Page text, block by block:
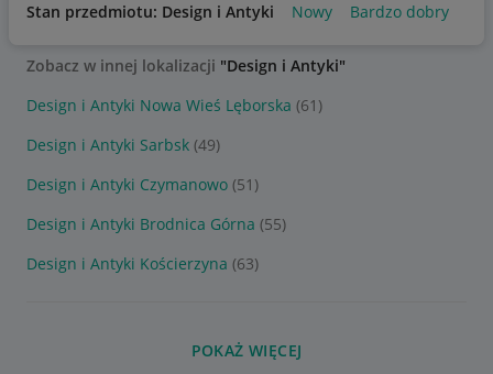
Stan przedmiotu: Design i Antyki Nowy Bardzo dobry
Zobacz w innej lokalizacji "Design i Antyki"
Design i Antyki Nowa Wieś Lęborska (61)
Design i Antyki Sarbsk (49)
Design i Antyki Czymanowo (51)
Design i Antyki Brodnica Górna (55)
Design i Antyki Kościerzyna (63)
POKAŻ WIĘCEJ